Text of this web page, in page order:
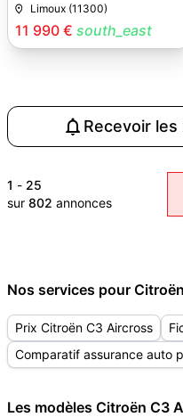
11 990 € south_east
Limoux (11300)
Recevoir
1 - 25
sur 802 annonces
Nos services pour
Prix Citroën C3 Aircross
Comparatif assurance auto
Les modèles Citroën C3